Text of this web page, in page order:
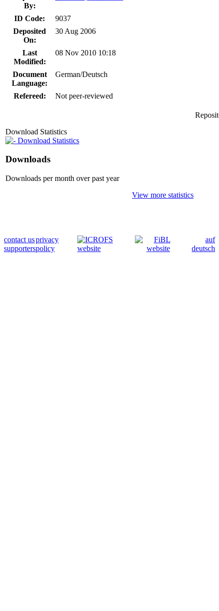
By:
ID Code:
9037
Deposited
On:
30 Aug 2006
Last
Modified:
08 Nov 2010 10:18
Document
Language:
German/Deutsch
Refereed: Not peer-reviewed
Download Statistics
Download Statistics
Downloads
Downloads per month over past year
View more statistics
contact us
supporters
privacy
policy
auf
deutsch